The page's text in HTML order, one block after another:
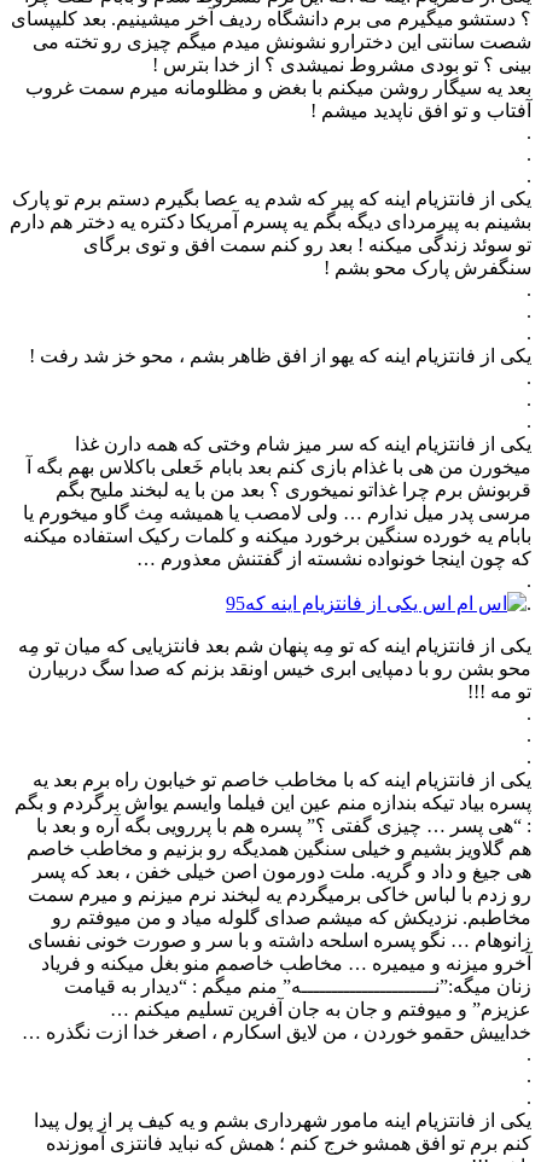
؟ دستشو میگیرم می برم دانشگاه ردیف آخر میشینیم. بعد کلیپسای
شصت سانتی این دخترارو نشونش میدم میگم چیزی رو تخته می
بینی ؟ تو بودی مشروط نمیشدی ؟ از خدا بترس !
بعد یه سیگار روشن میکنم با بغض و مظلومانه میرم سمت غروب
آفتاب و تو افق ناپدید میشم !
.
.
.
یکی از فانتزیام اینه که ﭘﯿﺮ ﮐﻪ ﺷﺪﻡ ﯾﻪ ﻋﺼﺎ ﺑﮕﯿﺮﻡ ﺩﺳﺘﻢ ﺑﺮﻡ ﺗﻮ ﭘﺎﺭﮎ
ﺑﺸﯿﻨﻢ ﺑﻪ ﭘﯿﺮﻣﺮﺩﺍﯼ ﺩﯾﮕﻪ ﺑﮕﻢ ﯾﻪ ﭘﺴﺮﻡ ﺁﻣﺮﯾﮑﺎ ﺩﮐﺘﺮﻩ یه ﺩﺧﺘﺮ ﻫﻢ ﺩﺍﺭﻡ
ﺗﻮ ﺳﻮﺋﺪ ﺯﻧﺪﮔﯽ ﻣﯿﮑﻨﻪ ! بعد رو کنم سمت افق و توی برگای
سنگفرش پارک محو بشم !
.
.
.
ﯾﮑﯽ ﺍﺯ ﻓﺎﻧﺘﺰﯾﺎﻡ ﺍﯾﻨﻪ ﮐﻪ ﯾﻬﻮ ﺍﺯ ﺍﻓﻖ ﻇﺎﻫﺮ ﺑﺸﻢ ، ﻣﺤﻮ ﺧﺰ ﺷﺪ رفت !
.
.
.
یکی از فانتزیام اینه که سر میز شام وختی که همه دارن غذا
میخورن من هی با غذام بازی کنم بعد بابام خَعلی باکلاس بهم بگه آ
قربونش برم چرا غذاتو نمیخوری ؟ بعد من با یه لبخند ملیح بگم
مرسی پدر میل ندارم … ولی لامصب یا همیشه مِث گاو میخورم یا
بابام یه خورده سنگین برخورد میکنه و کلمات رکیک استفاده میکنه
که چون اینجا خونواده نشسته از گفتنش معذورم …
.
.
یکی از فانتزیام اینه که تو مِه پنهان شم بعد فانتزیایی که میان تو مِه
محو بشن رو با دمپایی ابری خیس اونقد بزنم که صدا سگ دربیارن
تو مه !!!
.
.
.
یکی از فانتزیام اینه که با مخاطب خاصم تو خیابون راه برم بعد یه
پسره بیاد تیکه بندازه منم عین این فیلما وایسم یواش برگردم و بگم
: “هی پسر … چیزی گفتی ؟” پسره هم با پررویی بگه آره و بعد با
هم گلاویز بشیم و خیلی سنگین همدیگه رو بزنیم و مخاطب خاصم
هی جیغ و داد و گریه. ملت دورمون اصن خیلی خفن ، بعد که پسر
رو زدم با لباس خاکی برمیگردم یه لبخند نرم میزنم و میرم سمت
مخاطبم. نزدیکش که میشم صدای گلوله میاد و من میوفتم رو
زانوهام … نگو پسره اسلحه داشته و با سر و صورت خونی نفسای
آخرو میزنه و میمیره … مخاطب خاصمم منو بغل میکنه و فریاد
زنان میگه:”نــــــــــــــــــــــه” منم میگم : “دیدار به قیامت
عزیزم” و میوفتم و جان به جان آفرین تسلیم میکنم …
خداییش حقمو خوردن ، من لایق اسکارم ، اصغر خدا ازت نگذره …
.
.
.
یکی از فانتزیام اینه مامور شهرداری بشم و یه کیف پر از پول پیدا
کنم برم تو افق همشو خرج کنم ؛ همش که نباید فانتزی آموزنده